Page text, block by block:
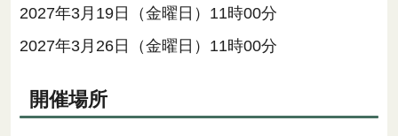
2027年3月19日（金曜日）11時00分
2027年3月26日（金曜日）11時00分
開催場所